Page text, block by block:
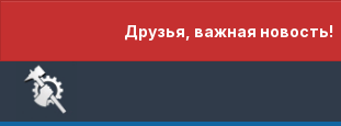
Друзья, важная новость!